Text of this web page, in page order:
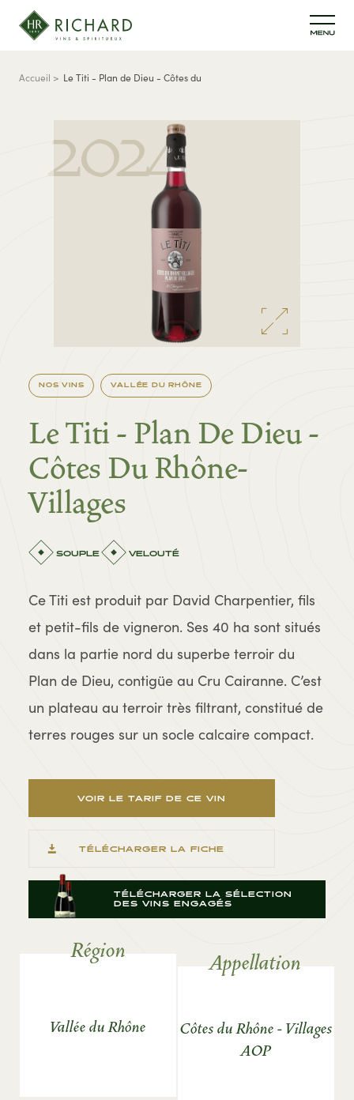
Aller au contenu principal
Fil d'Ariane
Accueil
Le Titi - Plan de Dieu - Côtes du
2024
NOS VINS VALLÉE DU RHÔNE
Le Titi - Plan De Dieu -
Côtes Du Rhône-
Villages
SOUPLE VELOUTÉ
Ce Titi est produit par David Charpentier, fils
et petit-fils de vigneron. Ses 40 ha sont situés
dans la partie nord du superbe terroir du
Plan de Dieu, contigüe au Cru Cairanne. C’est
un plateau au terroir très filtrant, constitué de
terres rouges sur un socle calcaire compact.
VOIR LE TARIF DE CE VIN
TÉLÉCHARGER LA FICHE
TÉLÉCHARGER LA SÉLECTION
DES VINS ENGAGÉS
Région
Vallée du Rhône
Appellation
Côtes du Rhône - Villages
AOP